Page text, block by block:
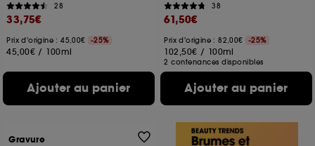
28
33,75€
Prix d'origine : 45,00€ -25%
45,00€ / 100ml
Ajouter au panier
38
61,50€
Prix d'origine : 82,00€ -25%
102,50€ / 100ml
2 contenances disponibles
Ajouter au panier
Gravure